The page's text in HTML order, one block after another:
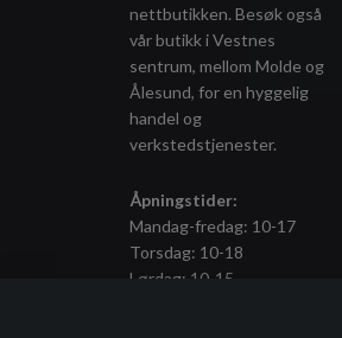
nettbutikken. Besøk også
vår butikk i Vestnes
sentrum, mellom Molde og
Ålesund, for en hyggelig
handel og
verkstedstjenester.
Åpningstider:
Mandag-fredag: 10-17
Torsdag: 10-18
Lørdag: 10-15